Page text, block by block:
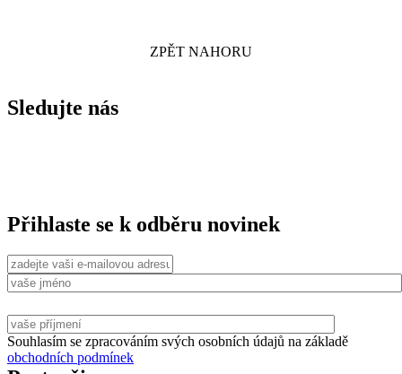
ZPĚT NAHORU
Sledujte nás
Přihlaste se k odběru novinek
Souhlasím se zpracováním svých osobních údajů na základě
obchodních podmínek